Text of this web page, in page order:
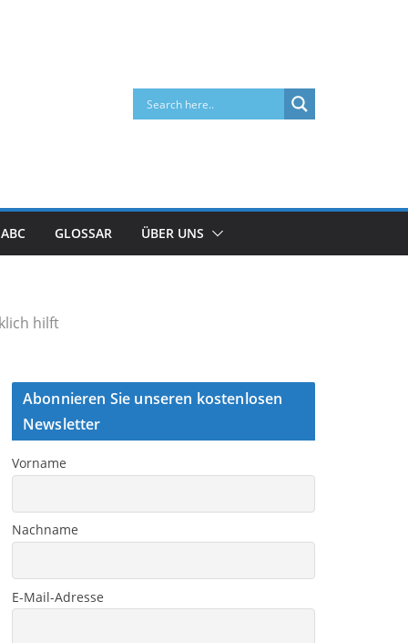
GLOSSAR ÜBER UNS
hilft
Abonnieren Sie unseren kostenlosen
Newsletter
Vorname
Nachname
E-Mail-Adresse